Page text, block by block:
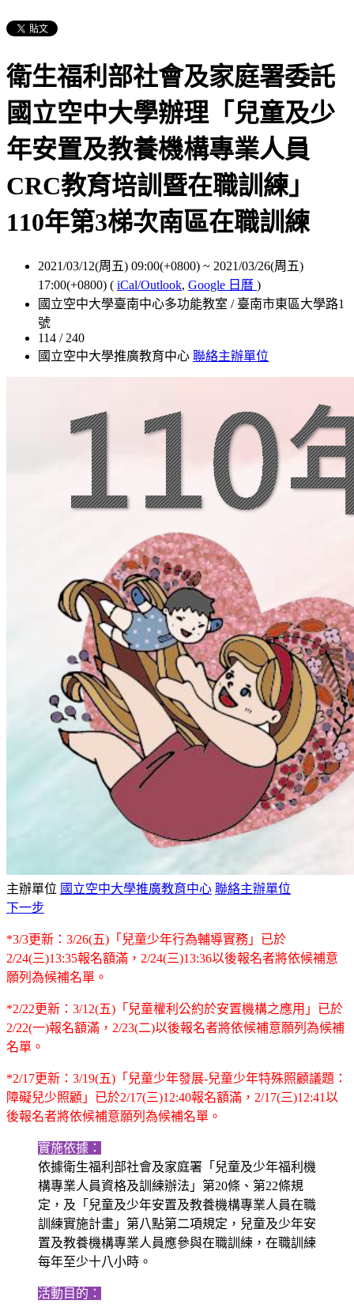
衛生福利部社會及家庭署委託
國立空中大學辦理「兒童及少
年安置及教養機構專業人員
CRC教育培訓暨在職訓練」
110年第3梯次南區在職訓練
2021/03/12(周五) 09:00(+0800) ~ 2021/03/26(周五)
17:00(+0800) ( iCal/Outlook, Google 日曆 )
國立空中大學臺南中心多功能教室 / 臺南市東區大學路1
號
114 / 240
國立空中大學推廣教育中心 聯絡主辦單位
主辦單位 國立空中大學推廣教育中心 聯絡主辦單位
下一步
*3/3更新：3/26(五)「兒童少年行為輔導實務」已於
2/24(三)13:35報名額滿，2/24(三)13:36以後報名者將依候補意
願列為候補名單。
*2/22更新：3/12(五)「兒童權利公約於安置機構之應用」已於
2/22(一)報名額滿，2/23(二)以後報名者將依候補意願列為候補
名單。
*2/17更新：3/19(五)「兒童少年發展-兒童少年特殊照顧議題：
障礙兒少照顧」已於2/17(三)12:40報名額滿，2/17(三)12:41以
後報名者將依候補意願列為候補名單。
實施依據：
依據衛生福利部社會及家庭署「兒童及少年福利機
構專業人員資格及訓練辦法」第20條、第22條規
定，及「兒童及少年安置及教養機構專業人員在職
訓練實施計畫」第八點第二項規定，兒童及少年安
置及教養機構專業人員應參與在職訓練，在職訓練
每年至少十八小時。
活動目的：